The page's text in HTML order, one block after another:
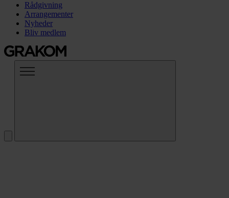
Rådgivning
Arrangementer
Nyheder
Bliv medlem